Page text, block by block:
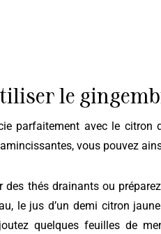
le
vous pouvez
des thés drainants ou
le jus d’un demi citron
quelques feuilles de